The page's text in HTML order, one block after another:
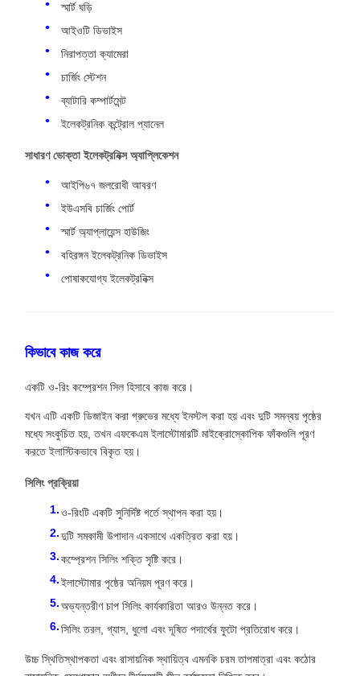
স্মার্ট ঘড়ি
আইওটি ডিভাইস
নিরাপত্তা ক্যামেরা
চার্জিং স্টেশন
ব্যাটারি কম্পার্টমেন্ট
ইলেকট্রনিক কন্ট্রোল প্যানেল
সাধারণ ভোক্তা ইলেকট্রনিক্স অ্যাপ্লিকেশন
আইপি৬৭ জলরোধী আবরণ
ইউএসবি চার্জিং পোর্ট
স্মার্ট অ্যাপ্লায়েন্স হাউজিং
বহিরঙ্গন ইলেকট্রনিক ডিভাইস
পোষাকযোগ্য ইলেকট্রনিক্স
কিভাবে কাজ করে
একটি ও-রিং কম্প্রেশন সিল হিসাবে কাজ করে।
যখন এটি একটি ডিজাইন করা গ্রুভের মধ্যে ইনস্টল করা হয় এবং দুটি সমন্বয় পৃষ্ঠের
মধ্যে সংকুচিত হয়, তখন এফকেএম ইলাস্টোমারটি মাইক্রোস্কোপিক ফাঁকগুলি পূরণ
করতে ইলাস্টিকভাবে বিকৃত হয়।
সিলিং প্রক্রিয়া
ও-রিংটি একটি সুনির্দিষ্ট গর্তে স্থাপন করা হয়।
দুটি সমকামী উপাদান একসাথে একত্রিত করা হয়।
কম্প্রেশন সিলিং শক্তি সৃষ্টি করে।
ইলাস্টোমার পৃষ্ঠের অনিয়ম পূরণ করে।
অভ্যন্তরীণ চাপ সিলিং কার্যকারিতা আরও উন্নত করে।
সিলিং তরল, গ্যাস, ধুলো এবং দূষিত পদার্থের ফুটো প্রতিরোধ করে।
উচ্চ স্থিতিস্থাপকতা এবং রাসায়নিক স্থায়িত্ব এমনকি চরম তাপমাত্রা এবং কঠোর